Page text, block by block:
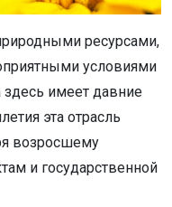
ресурсами,
условиями
имеет давние
эта отрасль
возросшему
и государственной